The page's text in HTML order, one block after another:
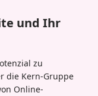
und Ihr
zu
die Kern-Gruppe
Online-